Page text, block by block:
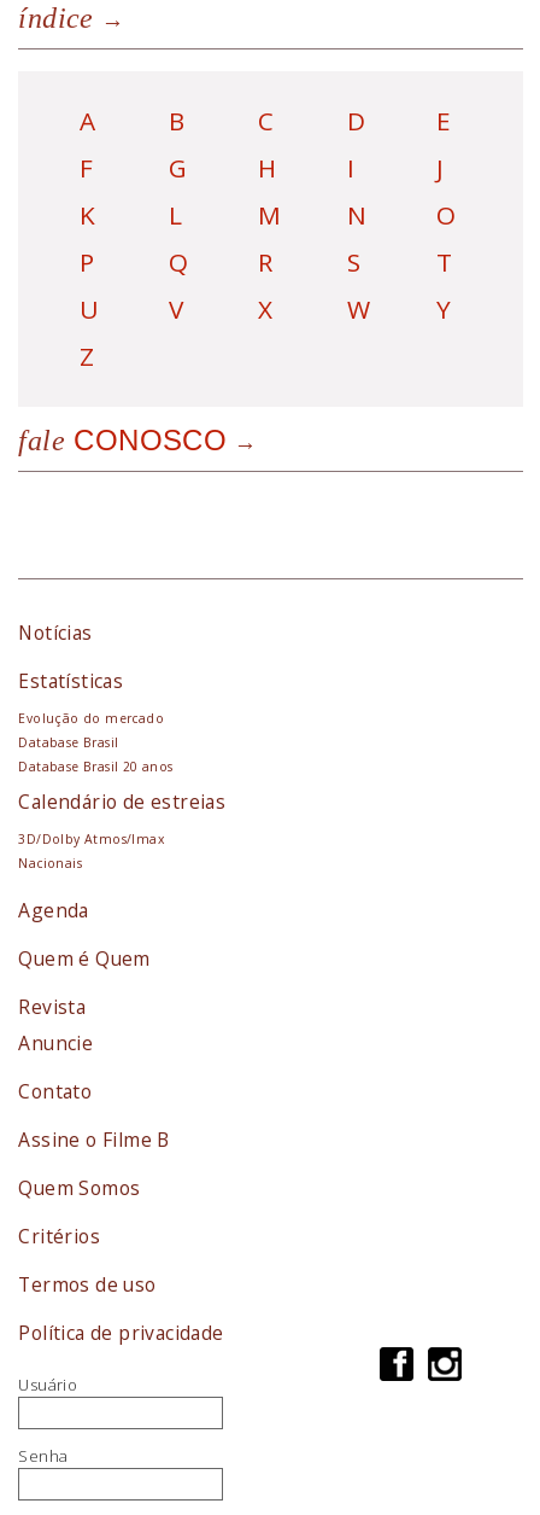
índice
A B C D
E
F
G H I
J
K
L M N
O
P
Q R S
T
U
V X W
Y
Z
fale CONOSCO
Notícias
Estatísticas
Evolução do mercado
Database Brasil
Database Brasil 20 anos
Calendário de estreias
3D/Dolby Atmos/Imax
Nacionais
Agenda
Quem é Quem
Revista
Anuncie
Contato
Assine o Filme B
Quem Somos
Critérios
Termos de uso
Política de privacidade
Usuário
Senha